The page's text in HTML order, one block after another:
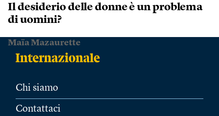
Il desiderio delle donne è un problema
di uomini?
Maïa Mazaurette
Chi siamo
Contattaci